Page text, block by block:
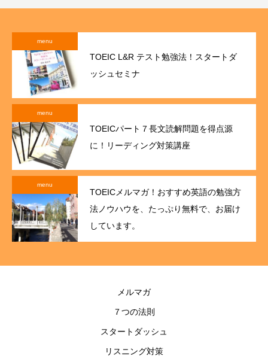
menu
TOEIC L&R テスト勉強法！スタートダ
ッシュセミナ
menu
TOEICパート７長文読解問題を得点源
に！リーディング対策講座
menu
TOEICメルマガ！おすすめ英語の勉強方
法ノウハウを、たっぷり無料で、お届け
しています。
メルマガ
７つの法則
スタートダッシュ
リスニング対策